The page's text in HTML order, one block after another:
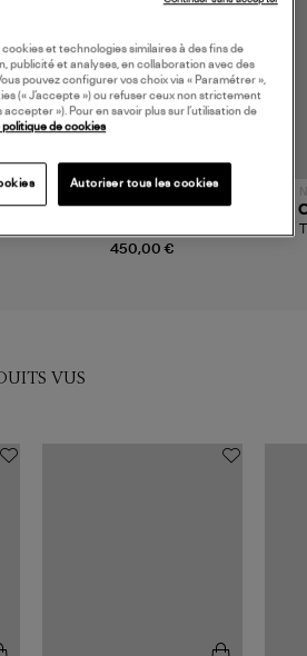
450,00 €
MARANT ÉTOILE
VUS
et technologies similaires à des fins de
publicité et analyses, en collaboration avec des
pouvez configurer vos choix via « Paramétrer »,
(« J’accepte ») ou refuser ceux non strictement
»). Pour en savoir plus sur l’utilisation de
de cookies
Autoriser tous les cookies